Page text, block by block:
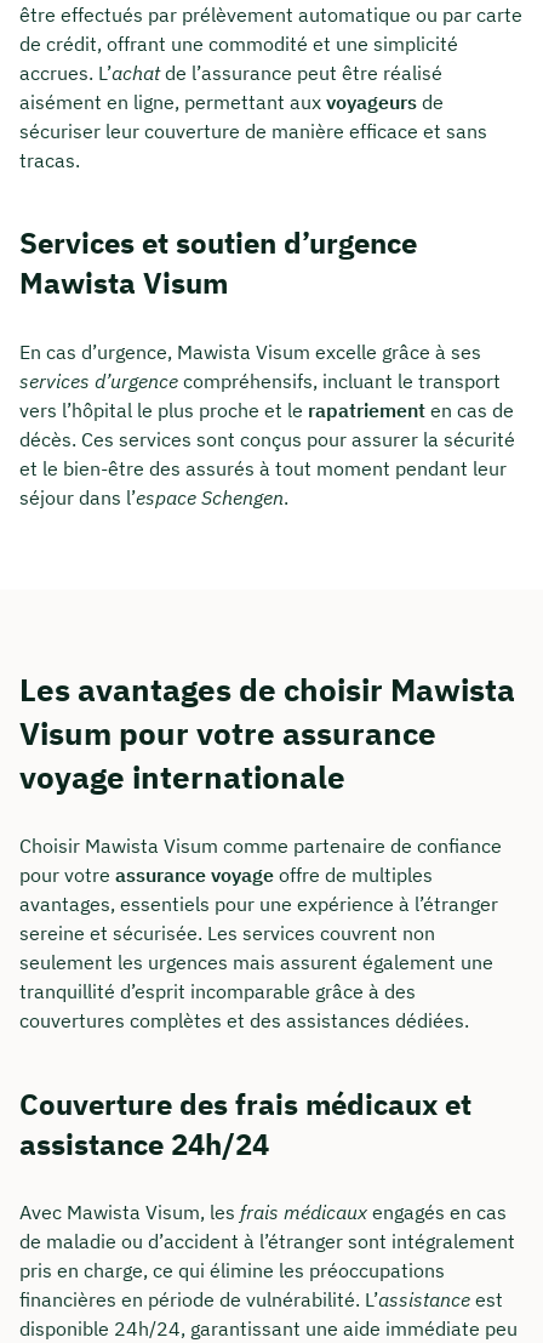
être effectués par prélèvement automatique ou par carte
de crédit, offrant une commodité et une simplicité
accrues. L’achatde l’assurance peut être réalisé
aisément en ligne, permettant aux voyageurs de
sécuriser leur couverture de manière efficace et sans
tracas.
Services et soutien d’urgence
Mawista Visum
En cas d’urgence, Mawista Visum excelle grâce à ses
services d’urgence compréhensifs, incluant le transport
vers l’hôpital le plus proche et le rapatriement en cas de
décès. Ces services sont conçus pour assurer la sécurité
et le bien-être des assurés à tout moment pendant leur
séjour dans l’espace Schengen.
Les avantages de choisir Mawista
Visum pour votre assurance
voyage internationale
Choisir Mawista Visum comme partenaire de confiance
pour votre assurance voyage offre de multiples
avantages, essentiels pour une expérience à l’étranger
sereine et sécurisée. Les services couvrent non
seulement les urgences mais assurent également une
tranquillité d’esprit incomparable grâce à des
couvertures complètes et des assistances dédiées.
Couverture des frais médicaux et
assistance 24h/24
Avec Mawista Visum, les frais médicaux engagés en cas
de maladie ou d’accident à l’étranger sont intégralement
pris en charge, ce qui élimine les préoccupations
financières en période de vulnérabilité. L’assistance est
disponible 24h/24, garantissant une aide immédiate peu